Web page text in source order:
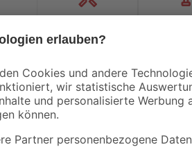
Handwerksservice